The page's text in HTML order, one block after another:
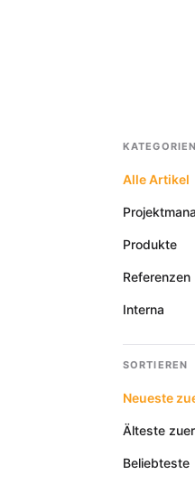
KATEGORIEN
Alle Artikel
Produkte
Referenzen
Interna
SORTIEREN
Neueste
Älteste
Beliebteste